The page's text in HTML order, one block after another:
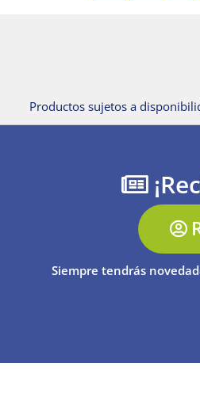
Productos sujetos a
Siempre tendrás